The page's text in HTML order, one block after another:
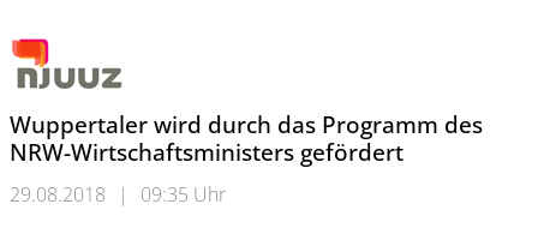
Wuppertaler wird durch das Programm des
NRW-Wirtschaftsministers gefördert
29.08.2018 | 09:35 Uhr